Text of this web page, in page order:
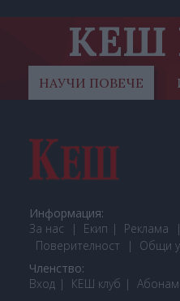
КЕШ
НАУЧИ ПОВЕЧЕ
Информация:
За нас
Екип Реклама
Поверителност
Общи
Членство:
Вход
КЕШ клуб Або